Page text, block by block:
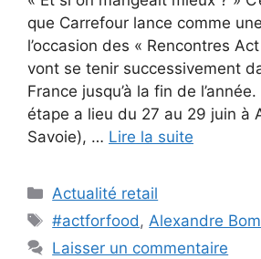
que Carrefour lance comme
l’occasion des « Rencontres
vont se tenir successivement
France jusqu’à la fin de
étape a lieu du 27 au 29 juin à
Savoie), … Lire la suite
Catégories
Actualité retail
Étiquettes
#actforfood,Alexandre
Laisser un commentaire